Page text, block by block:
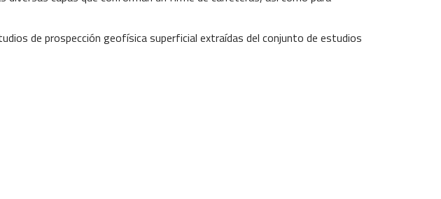
de prospección geofísica superficial extraídas del conjunto de estudios